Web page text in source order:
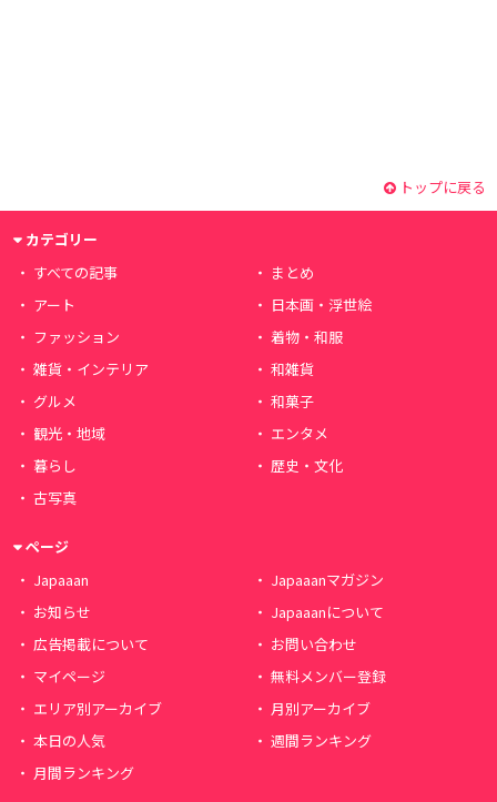
トップに戻る
カテゴリー
すべての記事
まとめ
アート
日本画・浮世絵
ファッション
着物・和服
雑貨・インテリア
和雑貨
グルメ
和菓子
観光・地域
エンタメ
暮らし
歴史・文化
古写真
ページ
Japaaan
Japaaanマガジン
お知らせ
Japaaanについて
広告掲載について
お問い合わせ
マイページ
無料メンバー登録
エリア別アーカイブ
月別アーカイブ
本日の人気
週間ランキング
月間ランキング